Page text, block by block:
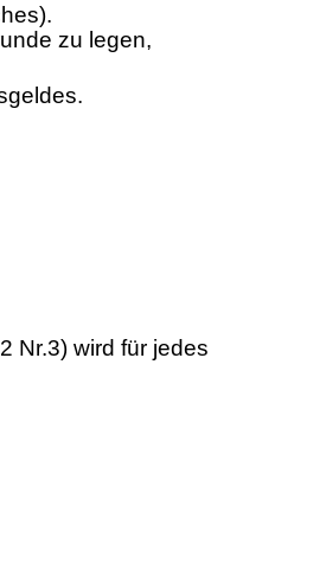
zu legen,
Nr.3) wird für jedes